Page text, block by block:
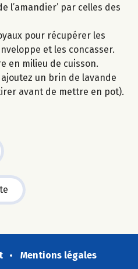
l’amandier’ par celles des
pour récupérer les
et les concasser.
en milieu de cuisson.
un brin de lavande
avant de mettre en pot).
Mentions légales